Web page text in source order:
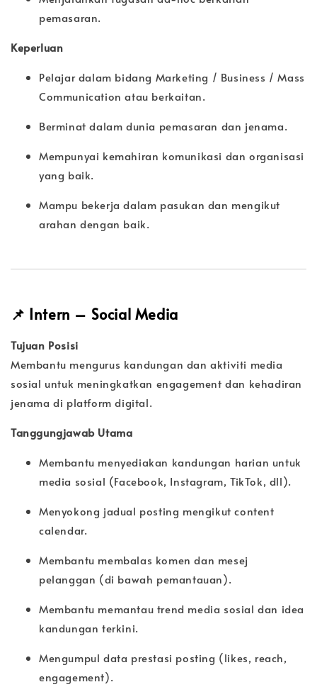
pemasaran.
Keperluan
Pelajar dalam bidang Marketing / Business / Mass
Communication atau berkaitan.
Berminat dalam dunia pemasaran dan jenama.
Mempunyai kemahiran komunikasi dan organisasi
yang baik.
Mampu bekerja dalam pasukan dan mengikut
arahan dengan baik.
📌 Intern – Social Media
Tujuan Posisi
Membantu mengurus kandungan dan aktiviti media
sosial untuk meningkatkan engagement dan kehadiran
jenama di platform digital.
Tanggungjawab Utama
Membantu menyediakan kandungan harian untuk
media sosial (Facebook, Instagram, TikTok, dll).
Menyokong jadual posting mengikut content
calendar.
Membantu membalas komen dan mesej
pelanggan (di bawah pemantauan).
Membantu memantau trend media sosial dan idea
kandungan terkini.
Mengumpul data prestasi posting (likes, reach,
engagement).